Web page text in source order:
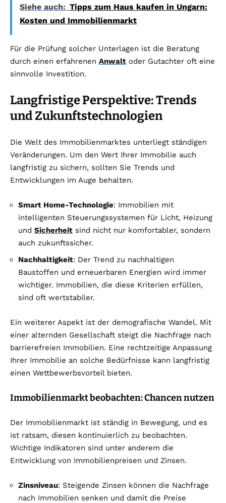
Siehe auch: Tipps zum Haus kaufen in Ungarn:
Kosten und Immobilienmarkt
Für die Prüfung solcher Unterlagen ist die Beratung
durch einen erfahrenen Anwalt oder Gutachter oft eine
sinnvolle Investition.
Langfristige Perspektive: Trends
und Zukunftstechnologien
Die Welt des Immobilienmarktes unterliegt ständigen
Veränderungen. Um den Wert Ihrer Immobilie auch
langfristig zu sichern, sollten Sie Trends und
Entwicklungen im Auge behalten.
Smart Home-Technologie: Immobilien mit
intelligenten Steuerungssystemen für Licht, Heizung
und Sicherheit sind nicht nur komfortabler, sondern
auch zukunftssicher.
Nachhaltigkeit: Der Trend zu nachhaltigen
Baustoffen und erneuerbaren Energien wird immer
wichtiger. Immobilien, die diese Kriterien erfüllen,
sind oft wertstabiler.
Ein weiterer Aspekt ist der demografische Wandel. Mit
einer alternden Gesellschaft steigt die Nachfrage nach
barrierefreien Immobilien. Eine rechtzeitige Anpassung
Ihrer Immobilie an solche Bedürfnisse kann langfristig
einen Wettbewerbsvorteil bieten.
Immobilienmarkt beobachten: Chancen nutzen
Der Immobilienmarkt ist ständig in Bewegung, und es
ist ratsam, diesen kontinuierlich zu beobachten.
Wichtige Indikatoren sind unter anderem die
Entwicklung von Immobilienpreisen und Zinsen.
Zinsniveau: Steigende Zinsen können die Nachfrage
nach Immobilien senken und damit die Preise